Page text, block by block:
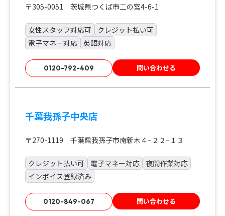
〒305-0051 茨城県つくば市二の宮4-6-1
女性スタッフ対応可
クレジット払い可
電子マネー対応 英語対応
0120-792-409 問い合わせる
千葉我孫子中央店
〒270-1119 千葉県我孫子市南新木４−２２−１３
クレジット払い可 電子マネー対応
夜間作業対応
インボイス登録済み
0120-849-067 問い合わせる